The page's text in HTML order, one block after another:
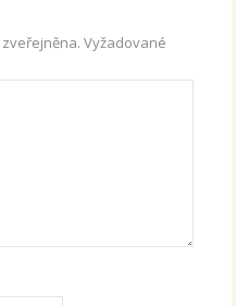
Vyžadované